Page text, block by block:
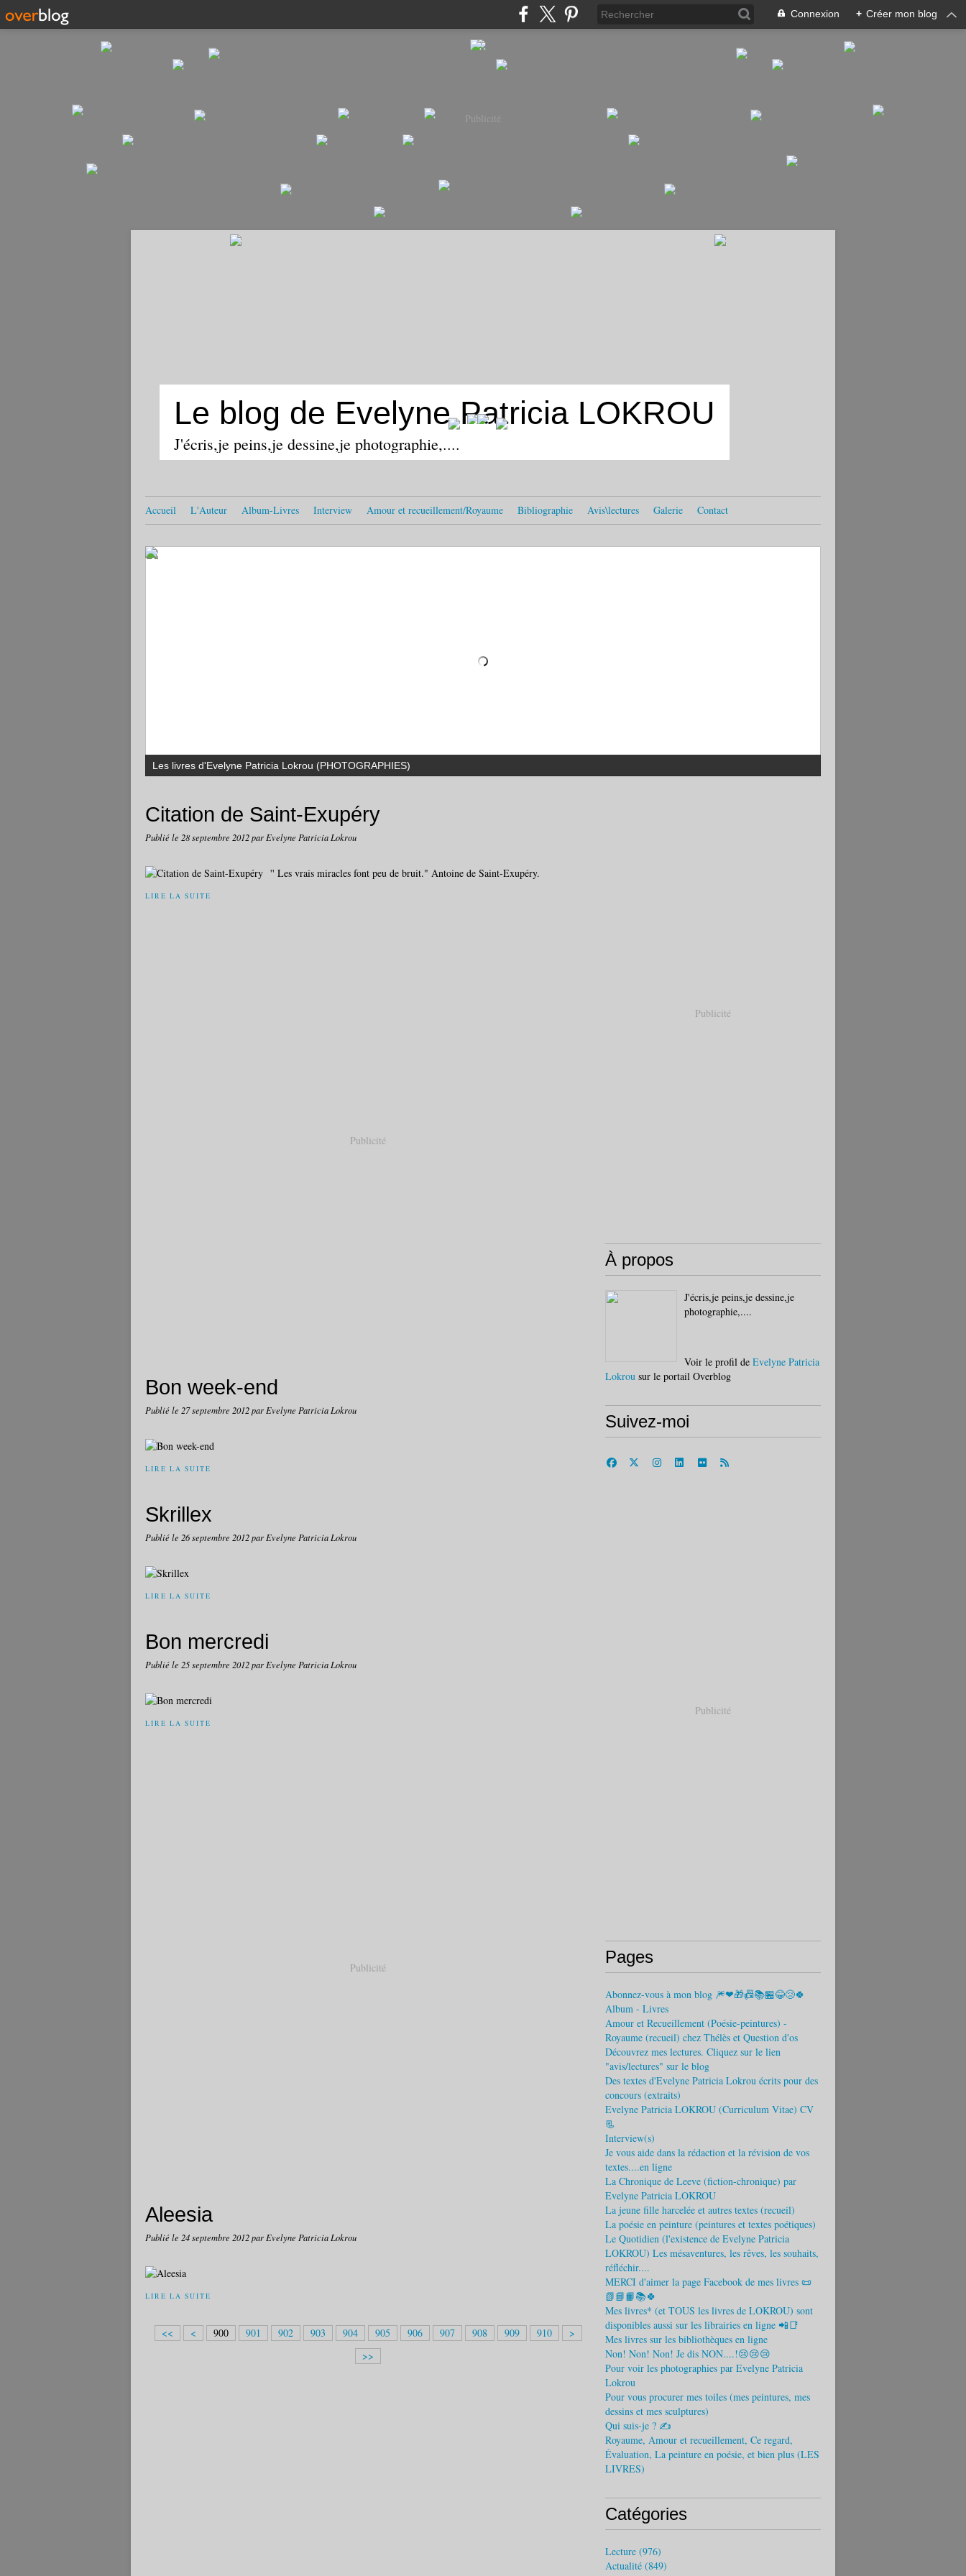
Connexion + Créer mon blog
Publicité
Le blog de Evelyne Patricia LOKROU
J'écris,je peins,je dessine,je photographie,....
Accueil L'Auteur Album-Livres Interview Amour et recueillement/Royaume Bibliographie Avis\lectures Galerie Contact
Les livres d'Evelyne Patricia Lokrou (PHOTOGRAPHIES)
Citation de Saint-Exupéry
Publié le 28 septembre 2012par Evelyne Patricia Lokrou
'' Les vrais miracles font peu de bruit." Antoine de Saint-Exupéry.
LIRE LA SUITE
Publicité
Bon week-end
Publié le 27 septembre 2012par Evelyne Patricia Lokrou
LIRE LA SUITE
Skrillex
Publié le 26 septembre 2012par Evelyne Patricia Lokrou
LIRE LA SUITE
Bon mercredi
Publié le 25 septembre 2012par Evelyne Patricia Lokrou
LIRE LA SUITE
Publicité
Aleesia
Publié le 24 septembre 2012par Evelyne Patricia Lokrou
LIRE LA SUITE
<< < 900 901 902 903 904 905 906 907 908 909 910
9
9
9
9
9
9
9
9
1
>
>>
Publicité
À propos
J'écris,je peins,je dessine,je
photographie,....
Voir le profil de Evelyne Patricia
Lokrou sur le portail Overblog
Suivez-moi
Publicité
Pages
Abonnez-vous à mon blog 🎆❤🎁📠📚🏪😂😢🍀
Album - Livres
Amour et Recueillement (Poésie-peintures) -
Royaume (recueil) chez Thélès et Question d'os
Découvrez mes lectures. Cliquez sur le lien
"avis/lectures" sur le blog
Des textes d'Evelyne Patricia Lokrou écrits pour des
concours (extraits)
Evelyne Patricia LOKROU (Curriculum Vitae) CV
📃
Interview(s)
Je vous aide dans la rédaction et la révision de vos
textes....en ligne
La Chronique de Leeve (fiction-chronique) par
Evelyne Patricia LOKROU
La jeune fille harcelée et autres textes (recueil)
La poésie en peinture (peintures et textes poétiques)
Le Quotidien (l'existence de Evelyne Patricia
LOKROU) Les mésaventures, les rêves, les souhaits,
réfléchir....
MERCI d'aimer la page Facebook de mes livres 📜
📗📘📙📚🍀
Mes livres* (et TOUS les livres de LOKROU) sont
disponibles aussi sur les librairies en ligne 📲📑
Mes livres sur les bibliothèques en ligne
Non! Non! Non! Je dis NON....!😢😢😢
Pour voir les photographies par Evelyne Patricia
Lokrou
Pour vous procurer mes toiles (mes peintures, mes
dessins et mes sculptures)
Qui suis-je ? ✍
Royaume, Amour et recueillement, Ce regard,
Évaluation, La peinture en poésie, et bien plus (LES
LIVRES)
Catégories
Lecture (976)
Actualité (849)